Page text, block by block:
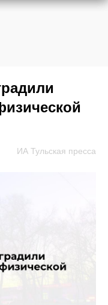
ИА Тульская пресса